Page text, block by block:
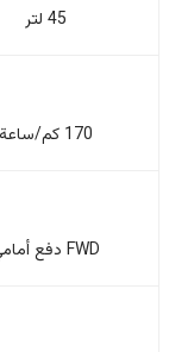
45 لتر
170 كم/ساعة
FWD دفع أمامي